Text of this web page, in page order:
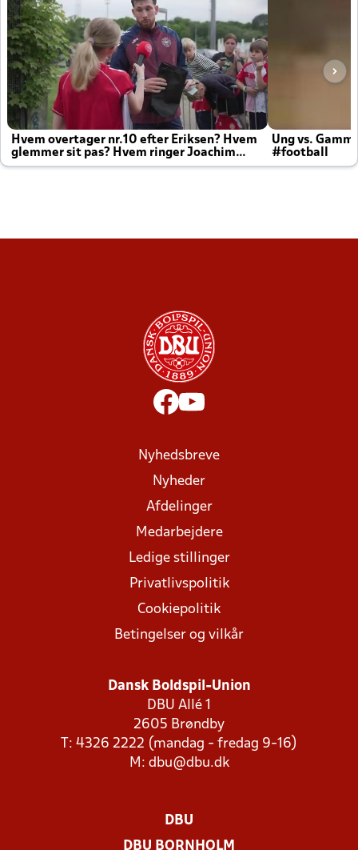
Hvem overtager nr.10 efter Eriksen? Hvem
glemmer sit pas? Hvem ringer Joachim
altid til efter kampe?
Ung vs.
#football
Nyhedsbreve
Nyheder
Afdelinger
Medarbejdere
Ledige stillinger
Privatlivspolitik
Cookiepolitik
Betingelser og vilkår
Dansk Boldspil-Union
DBU Allé 1
2605 Brøndby
T: 4326 2222 (mandag - fredag 9-16)
M: dbu@dbu.dk
DBU
DBU BORNHOLM